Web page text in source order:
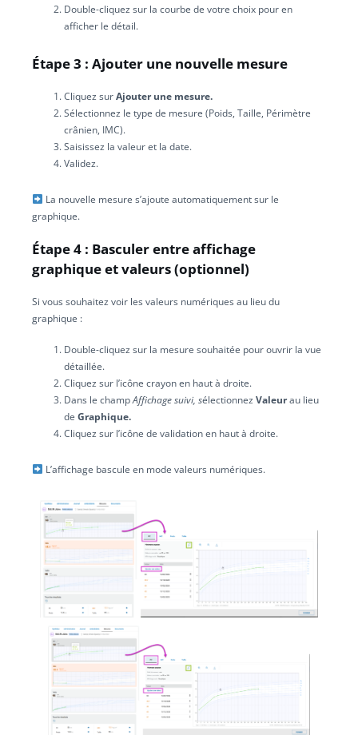
Double-cliquez sur la courbe de votre choix pour en
afficher le détail.
Étape 3 : Ajouter une nouvelle mesure
Cliquez surAjouter une mesure.
Sélectionnez le type de mesure (Poids, Taille, Périmètre
crânien, IMC).
Saisissez la valeur et la date.
Validez.
La nouvelle mesure s’ajoute automatiquement sur le
graphique.
Étape 4 : Basculer entre affichage
graphique et valeurs (optionnel)
Si vous souhaitez voir les valeurs numériques au lieu du
graphique :
Double-cliquez sur la mesure souhaitée pour ouvrir la vue
détaillée.
Cliquez sur l’icône crayon en haut à droite.
Dans le champAffichage suivi, sélectionnez Valeurau lieu
de Graphique.
Cliquez sur l’icône de validation en haut à droite.
L’affichage bascule en mode valeurs numériques.